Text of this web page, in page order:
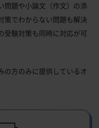
問題や小論文（作文）の添
策でわからない問題も解決
受験対策も同時に対応が可
の方のみに提供しているオ